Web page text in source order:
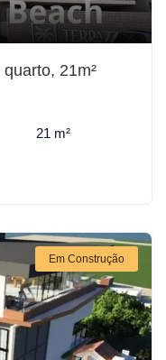
21m²
21 m²
Em Construção